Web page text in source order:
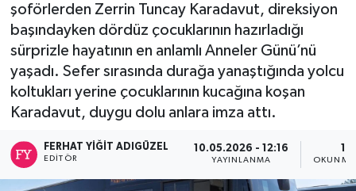
şoförlerden Zerrin Tuncay Karadavut, direksiyon
başındayken dördüz çocuklarının hazırladığı
sürprizle hayatının en anlamlı Anneler Günü’nü
yaşadı. Sefer sırasında durağa yanaştığında yolcu
koltukları yerine çocuklarının kucağına koşan
Karadavut, duygu dolu anlara imza attı.
FERHAT YIĞIT ADIGÜZEL
EDITÖR
10.05.2026 - 12:16
YAYINLANMA OKUNMA
Magazin
Resmi İlanlar
Spor
Teknoloji
Tatil ve Seyahat
Son Dakika Haberleri
Haber Arşivi